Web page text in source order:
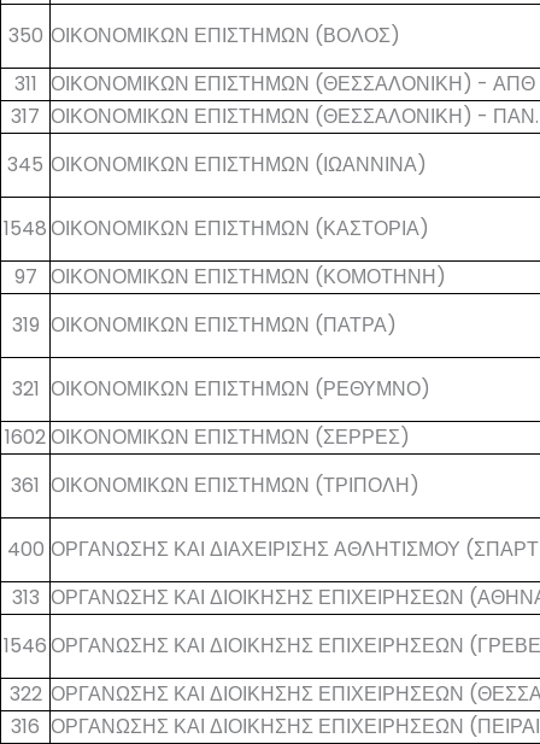
350 ΟΙΚΟΝΟΜΙΚΩΝ ΕΠΙΣΤΗΜΩΝ (ΒΟΛΟΣ)
311 ΟΙΚΟΝΟΜΙΚΩΝ ΕΠΙΣΤΗΜΩΝ (ΘΕΣΣΑΛΟΝΙΚΗ) - ΑΠΘ
317 ΟΙΚΟΝΟΜΙΚΩΝ ΕΠΙΣΤΗΜΩΝ (ΘΕΣΣΑΛΟΝΙΚΗ) -
345 ΟΙΚΟΝΟΜΙΚΩΝ ΕΠΙΣΤΗΜΩΝ (ΙΩΑΝΝΙΝΑ)
1548ΟΙΚΟΝΟΜΙΚΩΝ ΕΠΙΣΤΗΜΩΝ (ΚΑΣΤΟΡΙΑ)
97 ΟΙΚΟΝΟΜΙΚΩΝ ΕΠΙΣΤΗΜΩΝ (ΚΟΜΟΤΗΝΗ)
319 ΟΙΚΟΝΟΜΙΚΩΝ ΕΠΙΣΤΗΜΩΝ (ΠΑΤΡΑ)
321 ΟΙΚΟΝΟΜΙΚΩΝ ΕΠΙΣΤΗΜΩΝ (ΡΕΘΥΜΝΟ)
1602ΟΙΚΟΝΟΜΙΚΩΝ ΕΠΙΣΤΗΜΩΝ (ΣΕΡΡΕΣ)
361 ΟΙΚΟΝΟΜΙΚΩΝ ΕΠΙΣΤΗΜΩΝ (ΤΡΙΠΟΛΗ)
400 ΟΡΓΑΝΩΣΗΣ ΚΑΙ ΔΙΑΧΕΙΡΙΣΗΣ ΑΘΛΗΤΙΣΜΟΥ
313 ΟΡΓΑΝΩΣΗΣ ΚΑΙ ΔΙΟΙΚΗΣΗΣ ΕΠΙΧΕΙΡΗΣΕΩΝ
1546ΟΡΓΑΝΩΣΗΣ ΚΑΙ ΔΙΟΙΚΗΣΗΣ ΕΠΙΧΕΙΡΗΣΕΩΝ
322 ΟΡΓΑΝΩΣΗΣ ΚΑΙ ΔΙΟΙΚΗΣΗΣ ΕΠΙΧΕΙΡΗΣΕΩΝ
316 ΟΡΓΑΝΩΣΗΣ ΚΑΙ ΔΙΟΙΚΗΣΗΣ ΕΠΙΧΕΙΡΗΣΕΩΝ